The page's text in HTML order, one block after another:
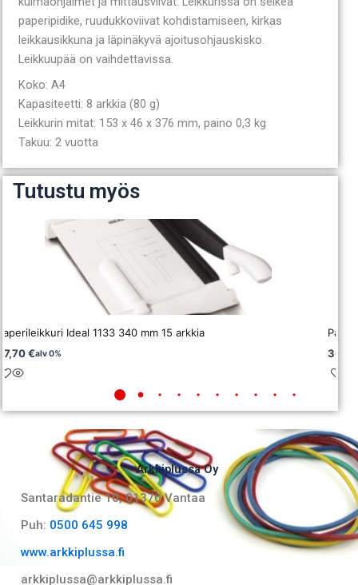
paperipidike, ruudukkoviivat kohdistamiseen, kirkas
leikkausikkuna ja läpinäkyvä ajoitusohjauskisko.
Leikkuupää on vaihdettavissa.
Koko: A4
Kapasiteetti: 8 arkkia (80 g)
Leikkurin mitat: 153 x 46 x 376 mm, paino 0,3 kg
Takuu: 2 vuotta
Tutustu myös
Ideal 1133 340 mm 15 arkkia
€alv 0%
Arkkiplussa Oy
Santaradantie 10, 01370 Vantaa​
Puh: 0500 645 998
www.arkkiplussa.fi
arkkiplussa@arkkiplussa.fi